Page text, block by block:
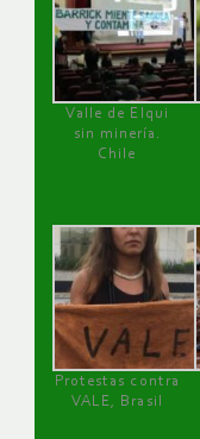
Valle de Elqui
sin minería.
Chile
Protestas contra
VALE, Brasil